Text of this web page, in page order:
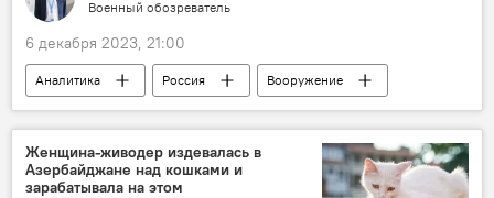
Военный обозреватель
6 декабря 2023, 21:00
Аналитика Россия
Вооружение
Воздушно-десантные войска
Артиллерийские установки
артиллерийский снаряд
Женщина-живодер издевалась в
Азербайджане над кошками и
зарабатывала на этом